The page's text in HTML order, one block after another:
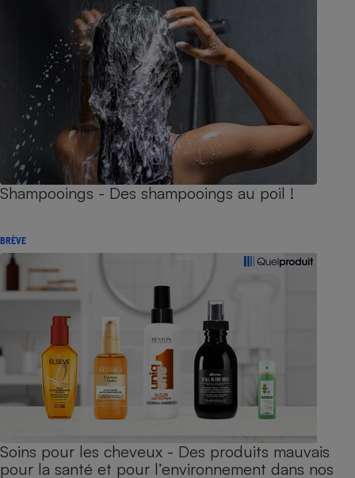
Shampooings - Des shampooings au poil !
BRÈVE
Soins pour les cheveux - Des produits mauvais
pour la santé et pour l’environnement dans nos